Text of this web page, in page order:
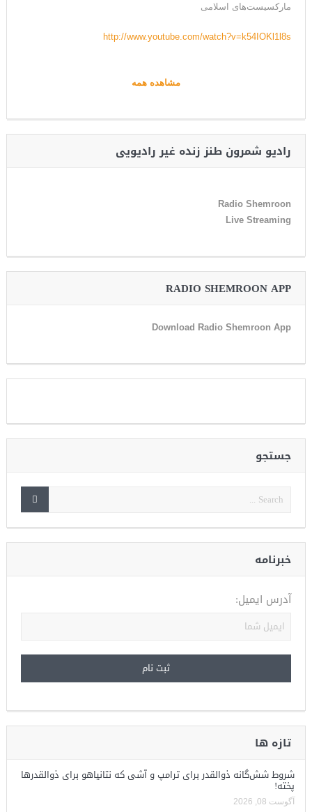
مارکسیست‌های اسلامی
http://www.youtube.com/watch?v=k54IOKl1l8s
مشاهده همه
رادیو شمرون طنز زنده غیر رادیویی
Radio Shemroon
Live Streaming
RADIO SHEMROON APP
Download Radio Shemroon App
جستجو
خبرنامه
آدرس ایمیل:
تازه ها
شروط شش‌گانه ذوالقدر برای ترامپ و آشی که نتانیاهو برای ذوالقدرها
پخته!
آگوست 08, 2026